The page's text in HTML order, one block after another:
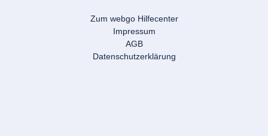
Zum webgo Hilfecenter
Impressum
AGB
Datenschutzerklärung